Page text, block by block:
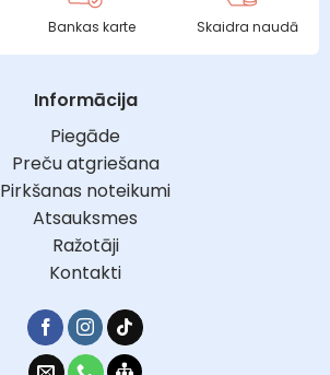
Bankas karte Skaidra naudā
Informācija
Piegāde
Preču atgriešana
Pirkšanas noteikumi
Atsauksmes
Ražotāji
Kontakti